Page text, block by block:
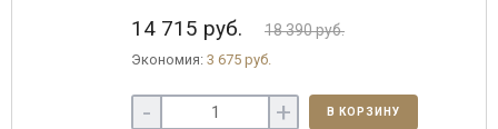
14 715 руб. 18 390 руб.
Экономия: 3 675 руб.
- + В КОРЗИНУ